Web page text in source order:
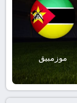
موزمبيق